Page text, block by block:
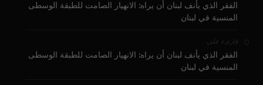
الفقر الذي يأنف لبنان أن يراه: الانهيار الصامت للطبقة الوسطى
المنسية في لبنان
قارىء على
الفقر الذي يأنف لبنان أن يراه: الانهيار الصامت للطبقة الوسطى
المنسية في لبنان